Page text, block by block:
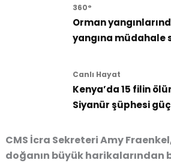
360°
Orman
yangına müdahale
Canlı Hayat
Kenya’da 15 filin
Siyanür şüphesi
CMS İcra Sekreteri Amy
doğanın büyük harikalarından